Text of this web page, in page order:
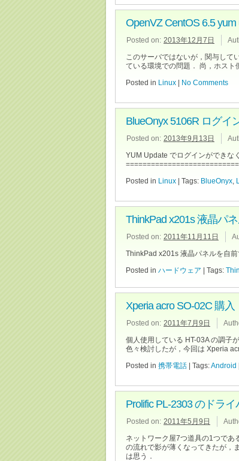
OpenVZ CentOS 6.5
Posted on: 2013年12月7日
このサーバではないが，関与して
ている環境での問題． 尚，ホス
Posted in Linux No Comments
BlueOnyx 5106R ログイ
Posted on: 2013年9月13日
YUM Update でログインができな
Posted in Linux | Tags: BlueOnyx,
ThinkPad x201s 液晶パ
Posted on: 2011年11月11日
ThinkPad x201s 液晶パネルを自
Posted in ハードウェア | Tags:
Xperia acro SO-02C 購入
Posted on: 2011年7月9日
個人使用している HT-03A の調子
色々検討したが，今回は Xperia
Posted in 携帯電話 | Tags:Android
Prolific PL-2303 のドラ
Posted on: 2011年5月9日
ネットワーク屋7つ道具の1つで
の流れで影が薄くなってきたが，
は思う．